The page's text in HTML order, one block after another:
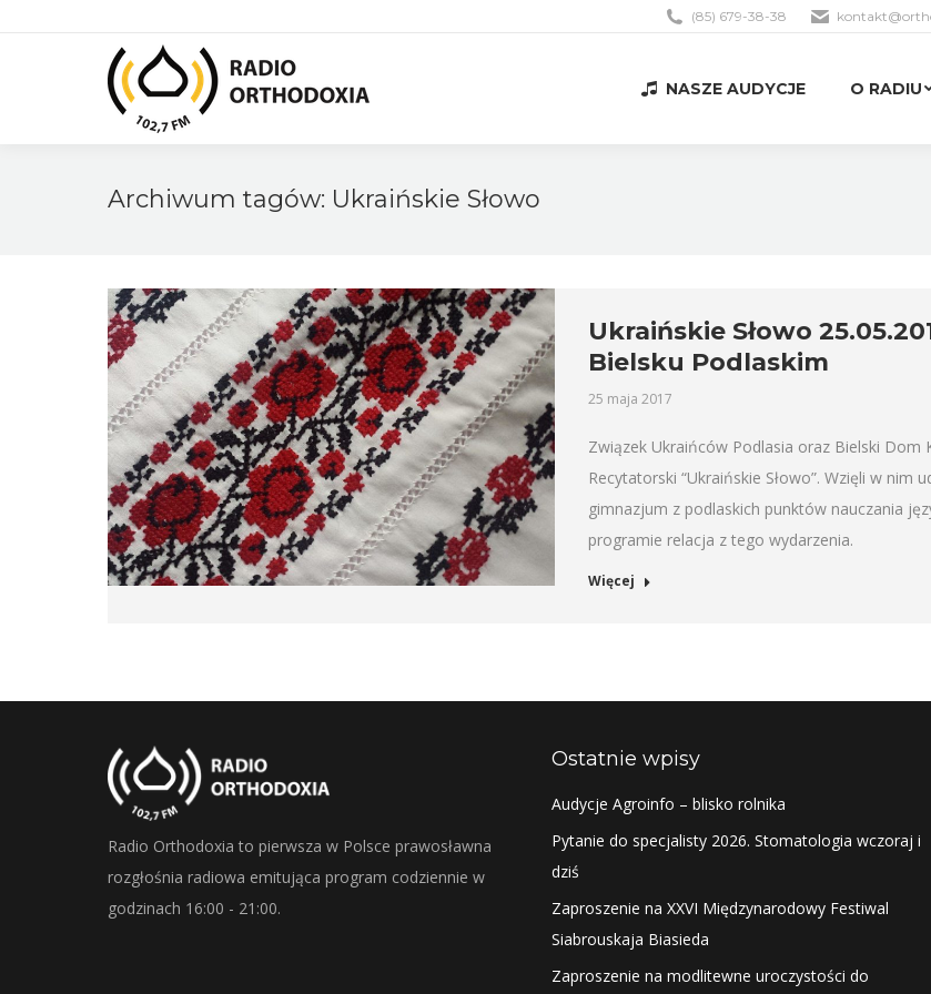
(85) 679-38-38
NASZE AUDYCJE O RADIU
Archiwum tagów: Ukraińskie Słowo
Ukraińskie Słowo
Bielsku Podlaskim
25 maja 2017
Związek Ukraińców Podlasia oraz Bielski Dom
Recytatorski “Ukraińskie Słowo”. Wzięli w nim
gimnazjum z podlaskich punktów nauczania
programie relacja z tego wydarzenia.
Więcej
Radio Orthodoxia to pierwsza w Polsce prawosławna
rozgłośnia radiowa emitująca program codziennie w
godzinach 16:00 - 21:00.
Ostatnie wpisy
Audycje Agroinfo – blisko rolnika
Pytanie do specjalisty 2026. Stomatologia wczoraj i
dziś
Zaproszenie na XXVI Międzynarodowy Festiwal
Siabrouskaja Biasieda
Zaproszenie na modlitewne uroczystości do